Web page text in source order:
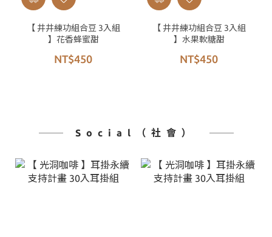
【 井井練功組合豆 3入組
】花香蜂蜜甜
NT$450
【 井井練功組合豆 3入組
】水果軟糖甜
NT$450
Social（社會）